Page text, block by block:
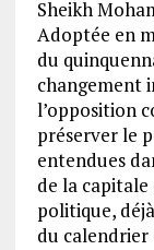
Sheikh
Adoptée en
du
changement
l’opposition
préserver le
entendues
de la
politique,
du